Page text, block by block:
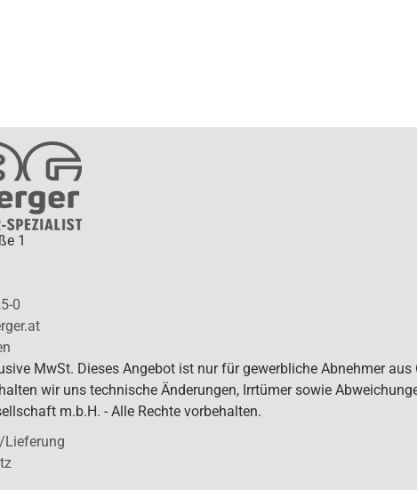
1
0
MwSt. Dieses Angebot ist nur für gewerbliche Abnehmer
wir uns technische Änderungen, Irrtümer sowie
m.b.H. - Alle Rechte vorbehalten.
Lieferung